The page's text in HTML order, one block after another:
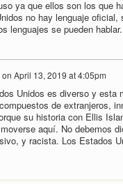
ya que ellos son los que
no hay lenguaje
lenguajes se pueden hablar.
on April 13, 2019 at 4:05pm
Unidos es diverso y esta
de extranjeros,
su historia con Ellis
aquí. No debemos
y racista. Los Estados